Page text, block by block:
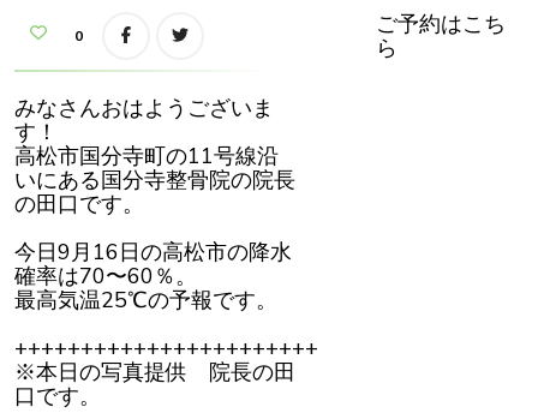
治
療
0
みなさんおはようございま
す！
高松市国分寺町の11号線沿
いにある国分寺整骨院の院長
の田口です。
今日9月16日の高松市の降水
確率は70〜60％。
最高気温25℃の予報です。
+++++++++++++++++++++++
※本日の写真提供 院長の田
口です。
ご予約はこち
ら